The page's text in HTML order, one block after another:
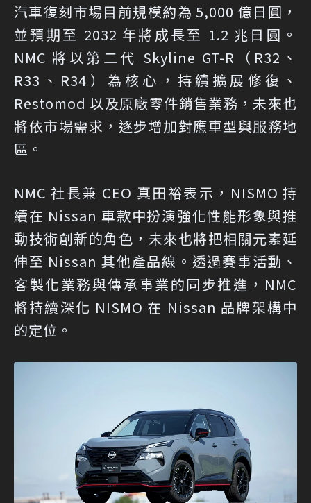
汽車復刻市場目前規模約為 5,000 億日圓，
並預期至 2032 年將成長至 1.2 兆日圓。
NMC 將以第二代 Skyline GT-R（R32、
R33、R34）為核心，持續擴展修復、
Restomod 以及原廠零件銷售業務，未來也
將依市場需求，逐步增加對應車型與服務地
區。
NMC 社長兼 CEO 真田裕表示，NISMO 持
續在 Nissan 車款中扮演強化性能形象與推
動技術創新的角色，未來也將把相關元素延
伸至 Nissan 其他產品線。透過賽事活動、
客製化業務與傳承事業的同步推進，NMC
將持續深化 NISMO 在 Nissan 品牌架構中
的定位。